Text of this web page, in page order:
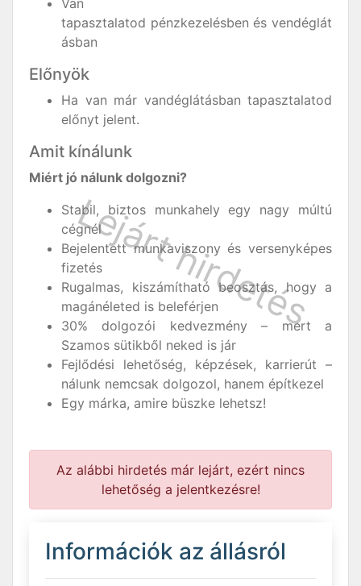
Van
tapasztalatod pénzkezelésben és vendéglát
ásban
Előnyök
Ha van már vandéglátásban tapasztalatod
előnyt jelent.
Amit kínálunk
Miért jó nálunk dolgozni?
Stabil, biztos munkahely egy nagy múltú
cégnél
Bejelentett munkaviszony és versenyképes
fizetés
Rugalmas, kiszámítható beosztás, hogy a
magánéleted is beleférjen
30% dolgozói kedvezmény – mert a
Szamos sütikből neked is jár
Fejlődési lehetőség, képzések, karrierút –
nálunk nemcsak dolgozol, hanem építkezel
Egy márka, amire büszke lehetsz!
Az alábbi hirdetés már lejárt, ezért nincs
lehetőség a jelentkezésre!
Információk az állásról